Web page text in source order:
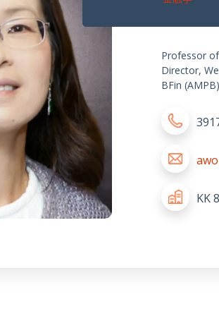
Professor
Director,
BFin
KK